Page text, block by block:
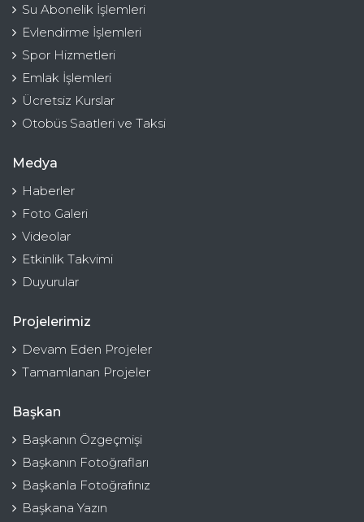
Su Abonelik İşlemleri
Evlendirme İşlemleri
Spor Hizmetleri
Emlak İşlemleri
Ücretsiz Kurslar
Otobüs Saatleri ve Taksi
Medya
Haberler
Foto Galeri
Videolar
Etkinlik Takvimi
Duyurular
Projelerimiz
Devam Eden Projeler
Tamamlanan Projeler
Başkan
Başkanın Özgeçmişi
Başkanın Fotoğrafları
Başkanla Fotoğrafınız
Başkana Yazın